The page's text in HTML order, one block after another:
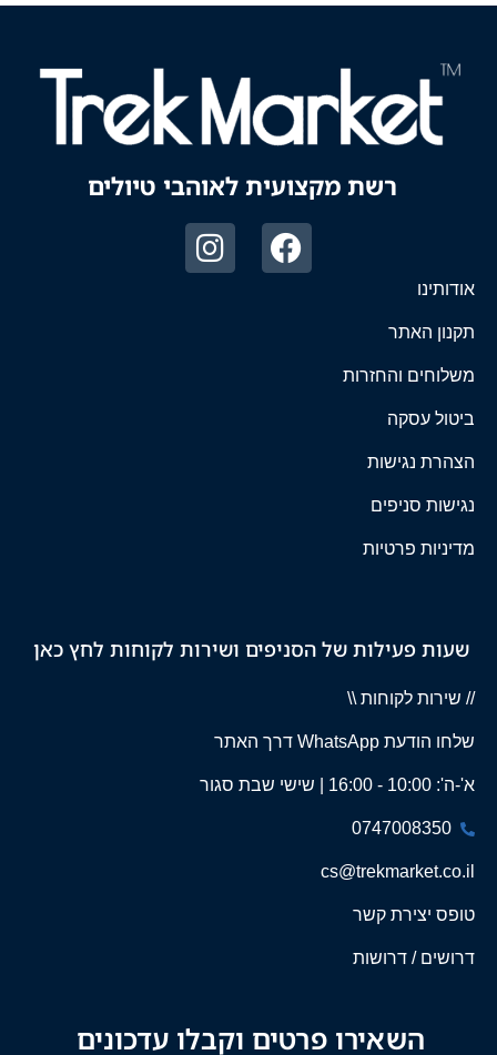
רשת מקצועית לאוהבי טיולים
אודותינו
תקנון האתר
משלוחים והחזרות
ביטול עסקה
הצהרת נגישות
נגישות סניפים
מדיניות פרטיות
שעות פעילות של הסניפים ושירות לקוחות לחץ כאן
// שירות לקוחות \\
שלחו הודעת WhatsApp דרך האתר
א'-ה': 10:00 - 16:00 | שישי שבת סגור
0747008350
cs@trekmarket.co.il
טופס יצירת קשר
דרושים / דרושות
השאירו פרטים וקבלו עדכונים